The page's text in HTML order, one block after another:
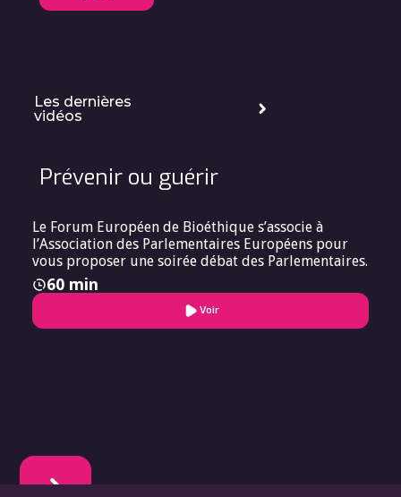
Les dernières
vidéos
Prévenir ou guérir
Le Forum Européen de Bioéthique s’associe à
l’Association des Parlementaires Européens pour
vous proposer une soirée débat des Parlementaires.
60 min
Voir